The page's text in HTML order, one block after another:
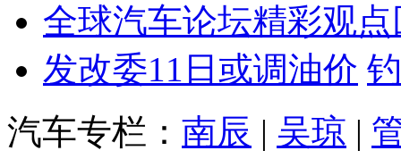
全球汽车论坛精彩观点
发改委11日或调油价
汽车专栏： 南辰 | 吴琼 |